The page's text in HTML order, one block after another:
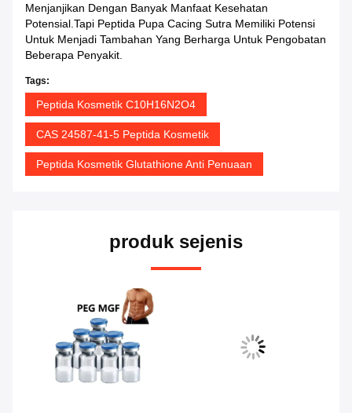
Menjanjikan Dengan Banyak Manfaat Kesehatan
Potensial.tapi Peptida Pupa Cacing Sutra Memiliki Potensi
Untuk Menjadi Tambahan Yang Berharga Untuk Pengobatan
Beberapa Penyakit.
Tags:
Peptida Kosmetik C10H16N2O4
CAS 24587-41-5 Peptida Kosmetik
Peptida Kosmetik Glutathione Anti Penuaan
produk sejenis